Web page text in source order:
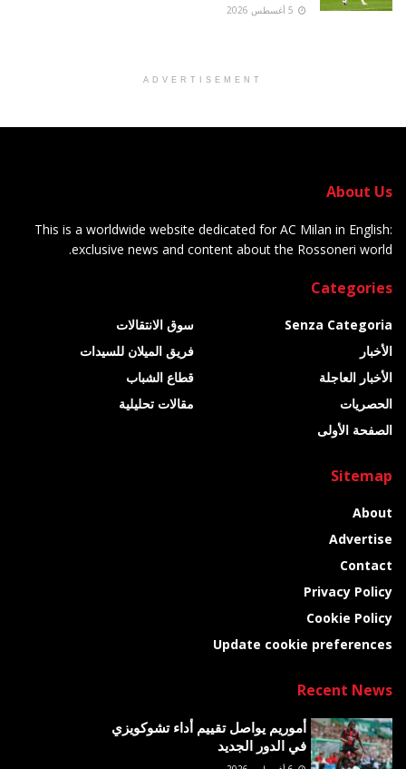
ADVERTISEMENT
About Us
This is a worldwide website dedicated for AC Milan in English:
exclusive news and content about the Rossoneri world.
Categories
Senza Categoria
الأخبار
الأخبار العاجلة
الحصريات
الصفحة الأولى
سوق الانتقالات
فريق الميلان للسيدات
قطاع الشباب
مقالات تحليلية
Sitemap
About
Advertise
Contact
Privacy Policy
Cookie Policy
Update cookie preferences
Recent News
أموريم يواصل تقييم أداء تشوكويزي
في الدور الجديد